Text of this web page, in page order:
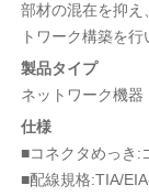
部材の混在を抑え
トワーク構築を行
製品タイプ
ネットワーク機
仕様
■コネクタめっき:
■配線規格:TIA/